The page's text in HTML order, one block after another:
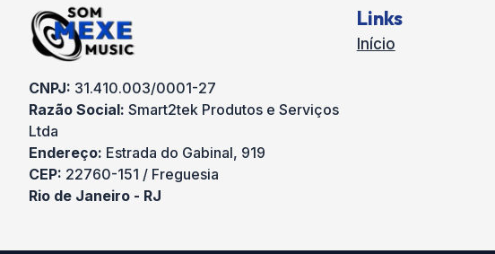
CNPJ: 31.410.003/0001-27
Razão Social: Smart2tek Produtos e Serviços
Ltda
Endereço: Estrada do Gabinal, 919
CEP: 22760-151 / Freguesia
Rio de Janeiro - RJ
Links
Início